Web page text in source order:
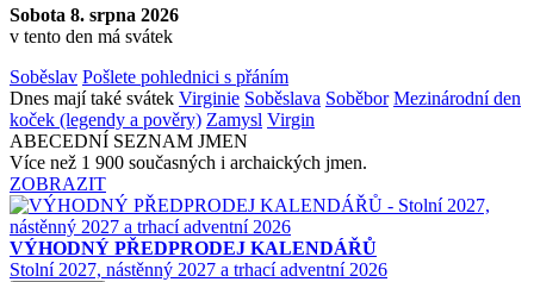
Sobota 8. srpna 2026
v tento den má svátek
Soběslav Pošlete pohlednici s přáním
Dnes mají také svátek Virginie Soběslava Soběbor Mezinárodní den
koček (legendy a pověry) Zamysl Virgin
ABECEDNÍ SEZNAM JMEN
Více než 1 900 současných i archaických jmen.
ZOBRAZIT
VÝHODNÝ PŘEDPRODEJ KALENDÁŘŮ
Stolní 2027, nástěnný 2027 a trhací adventní 2026